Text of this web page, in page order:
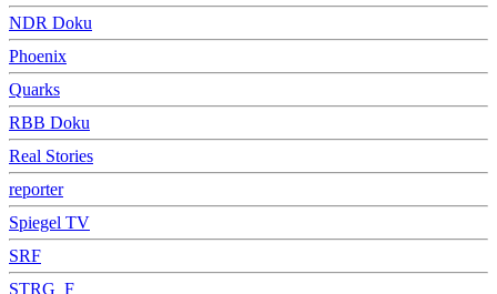
NDR Doku
Phoenix
Quarks
RBB Doku
Real Stories
reporter
Spiegel TV
SRF
STRG_F